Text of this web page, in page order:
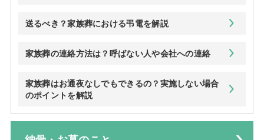
送るべき？家族葬における弔電を解説
家族葬の連絡方法は？呼ばない人や会社への連絡
家族葬はお通夜なしでもできるの？実施しない場合
のポイントを解説